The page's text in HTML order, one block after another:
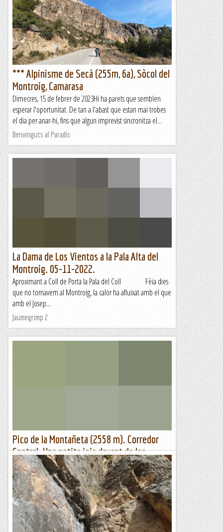
*** Alpinisme de Secà (255m, 6a), Sòcol del
Montroig, Camarasa
Dimecres, 15 de febrer de 2023Hi ha parets que semblen
esperar l'oportunitat. De tan a l'abast que estan mai trobes
el dia per anar-hi, fins que algun imprevist sincronitza el...
Benvinguts al Paradís
La Dama de Los Vientos a la Pala Alta del
Montroig. 05-11-2022.
Aproximant a Coll de Porta la Pala del Coll Fèia dies
que no tornavem al Montroig, la calor ha afluixat amb el que
amb el Josep...
Jaumegrimp 2
Pico de la Montañeta (2558 m). Corredor
Central. Una petita joia davant de les
Maladetes
01-04-2023Desnivell: 820 metres, 200 metres per al corredor
pròpiament .Dificultat: 50 graus en la part central i superior.
La resta 45 graus. Es desgrimpa per el mateix...
Cecmo alpí